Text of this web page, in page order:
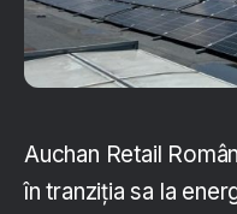
Auchan Retail
în tranziția sa la